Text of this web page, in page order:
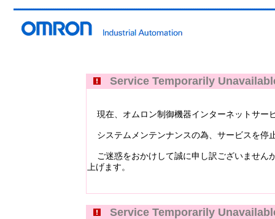
Service Temporarily
現在、オムロン制御機器インターネットサー
システムメンテンナンスの為、サービスを停
ご迷惑をおかけして誠に申し訳ございません
上げます。
Service Temporarily